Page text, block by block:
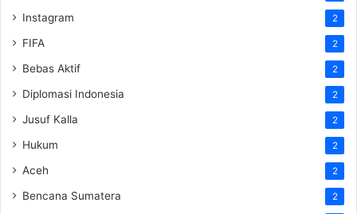
Instagram 2
FIFA 2
Bebas Aktif 2
Diplomasi Indonesia 2
Jusuf Kalla 2
Hukum 2
Aceh 2
Bencana Sumatera 2